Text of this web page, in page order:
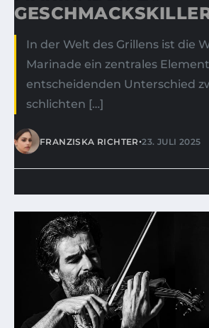
In der Welt des Grillens ist die
Marinade ein zentrales
entscheidenden Unterschied
schlichten […]
FRANZISKA RICHTER•23. JULI 2025